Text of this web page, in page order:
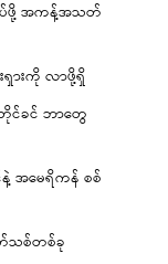
ပ်ဖို့ အကန့်အသတ်
ရှားကို လာဖို့ရှိ
င်ခင် ဘာတွေ
အမေရိကန် စစ်
သစ်တစ်ခု